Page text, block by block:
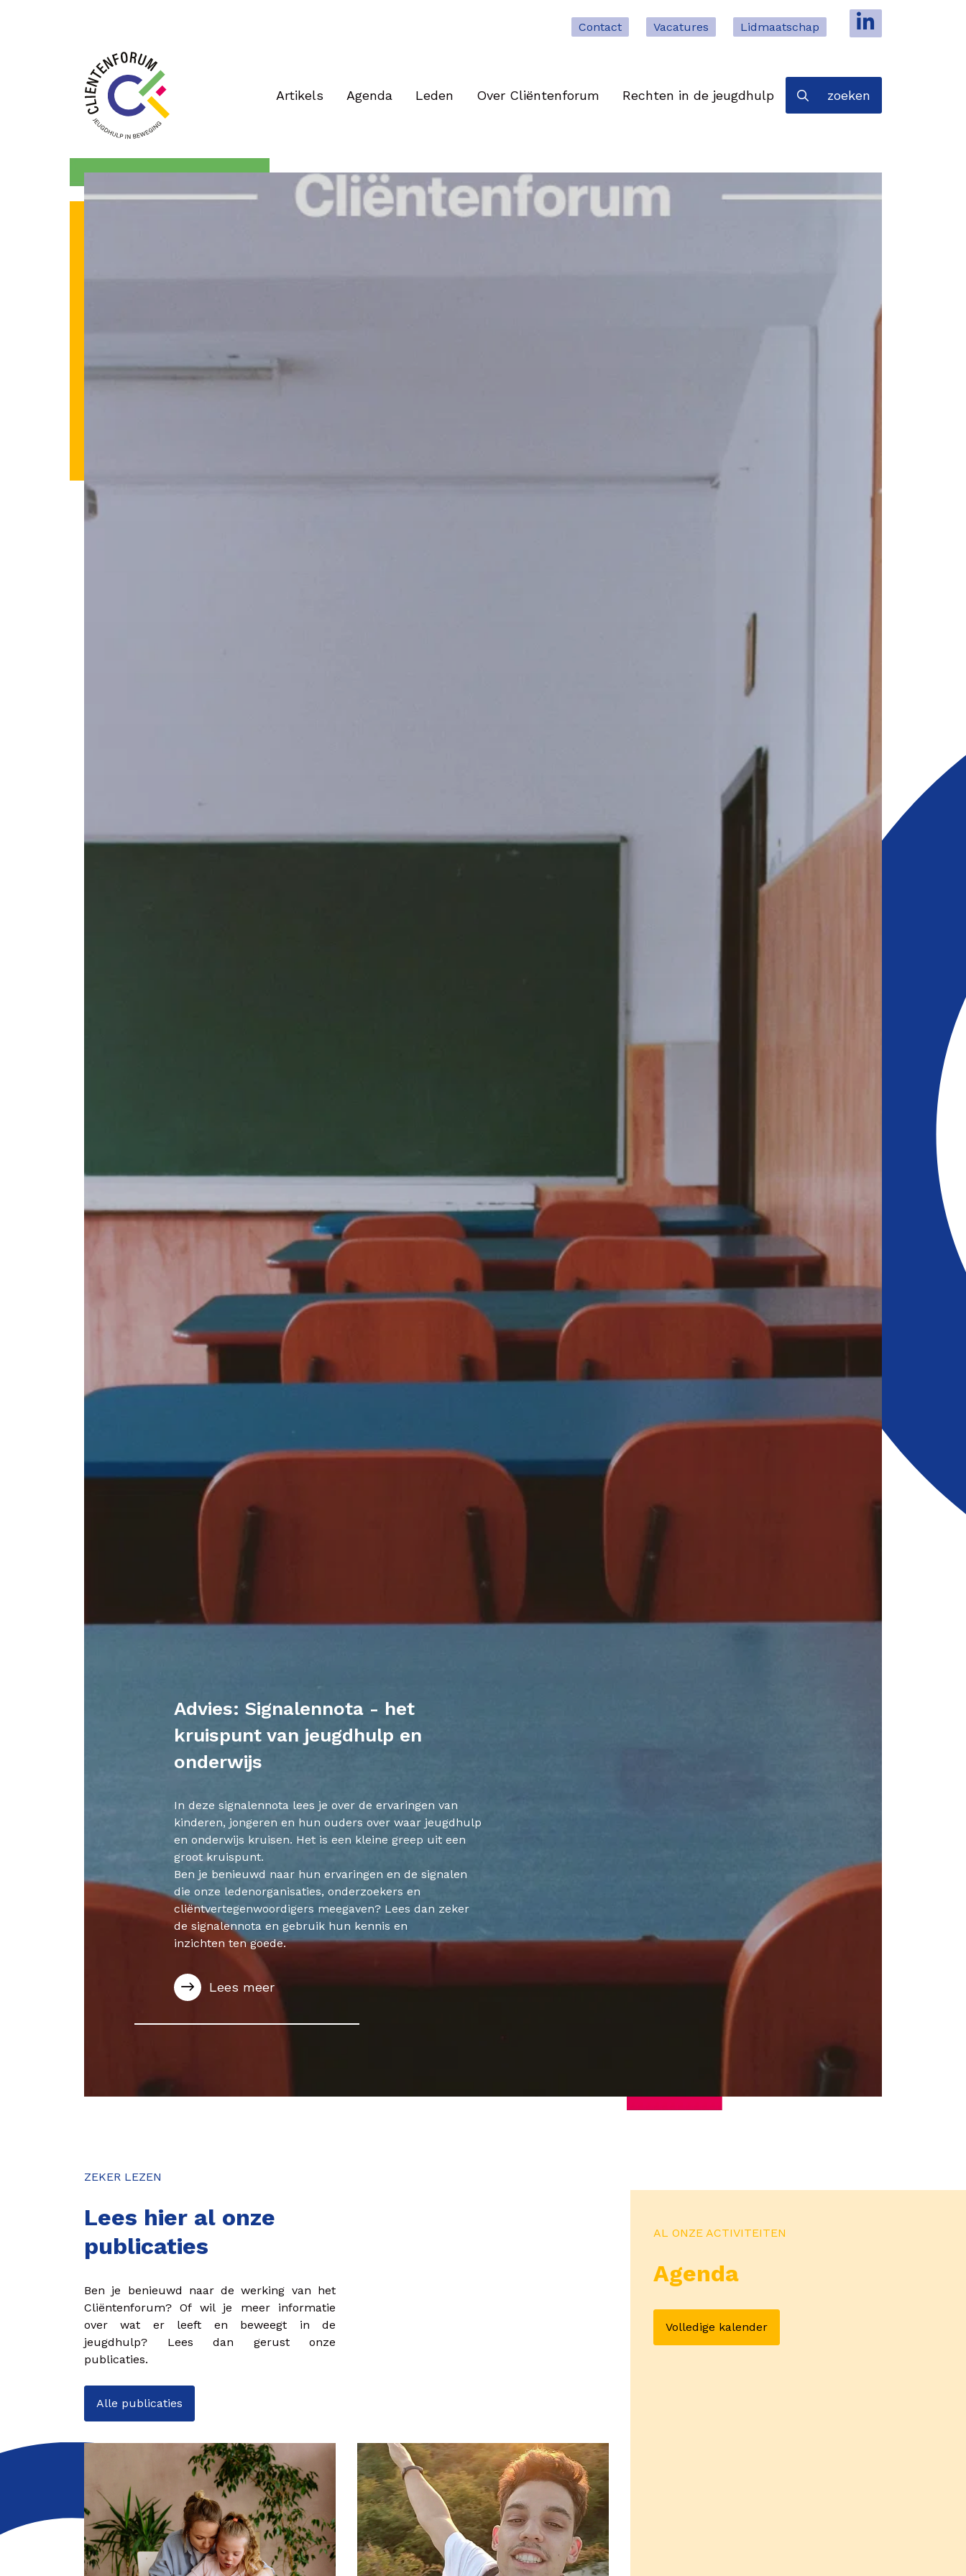
Contact Vacatures Lidmaatschap
Artikels Agenda Leden Over Cliëntenforum Rechten in de jeugdhulp zoeken
Advies: Signalennota - het
kruispunt van jeugdhulp en
onderwijs
In deze signalennota lees je over de ervaringen van
kinderen, jongeren en hun ouders over waar jeugdhulp
en onderwijs kruisen. Het is een kleine greep uit een
groot kruispunt.
Ben je benieuwd naar hun ervaringen en de signalen
die onze ledenorganisaties, onderzoekers en
cliëntvertegenwoordigers meegaven? Lees dan zeker
de signalennota en gebruik hun kennis en
inzichten ten goede.
Lees meer
ZEKER LEZEN
Lees hier al onze
publicaties
Ben je benieuwd naar de werking van het
Cliëntenforum? Of wil je meer informatie
over wat er leeft en beweegt in de
jeugdhulp? Lees dan gerust onze
publicaties.
Alle publicaties
AL ONZE ACTIVITEITEN
Agenda
Volledige kalender